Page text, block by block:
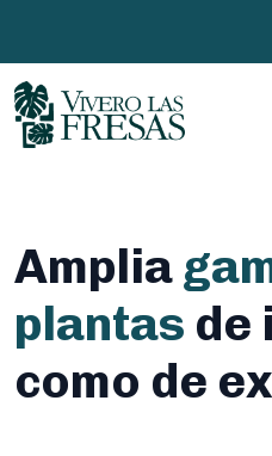
Amplia
plantas de
como de